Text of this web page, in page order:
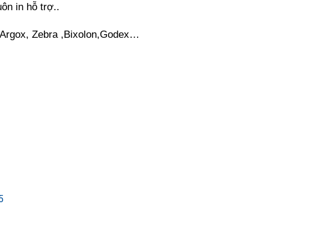
in hỗ trợ..
Zebra ,Bixolon,Godex…